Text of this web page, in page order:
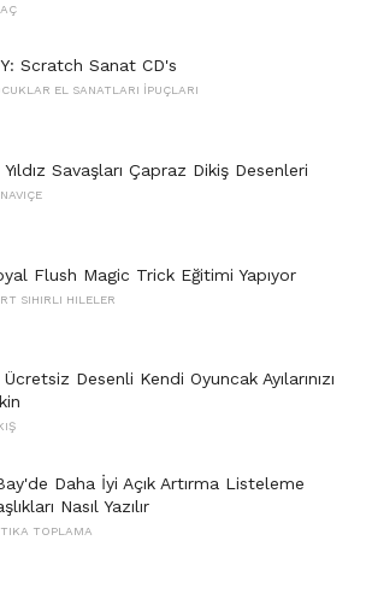
Scratch Sanat CD's
EL SANATLARI İPUÇLARI
Yıldız Savaşları Çapraz Dikiş Desenleri
Flush Magic Trick Eğitimi Yapıyor
SIHIRLI HILELER
Ücretsiz Desenli Kendi Oyuncak Ayılarınızı
Daha İyi Açık Artırma Listeleme
Nasıl Yazılır
TOPLAMA